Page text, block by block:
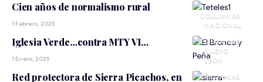
NACIONAL
Cien años de normalismo rural
1 Febrero, 2025
COLUMNAS‏
NUEVO
LEÓN
Iglesia Verde…contra MTY VI…
1 Enero, 2025
Red protectora de Sierra Picachos, en